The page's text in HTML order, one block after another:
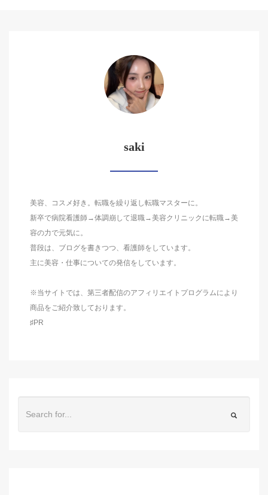
saki
美容、コスメ好き。転職を繰り返し転職マスターに。
新卒で病院看護師→体調崩して退職→美容クリニックに転職→美
容の力で元気に。
普段は、ブログを書きつつ、看護師をしています。
主に美容・仕事についての発信をしています。
※当サイトでは、第三者配信のアフィリエイトプログラムにより
商品をご紹介致しております。
♯PR